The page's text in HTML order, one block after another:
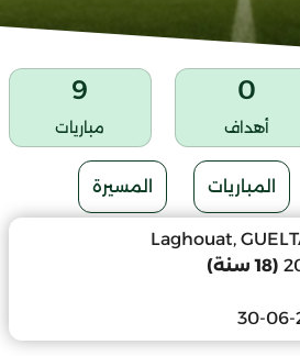
0
أهداف
9
مباريات
المباريات المسيرة
Laghouat,
(18 سنة)